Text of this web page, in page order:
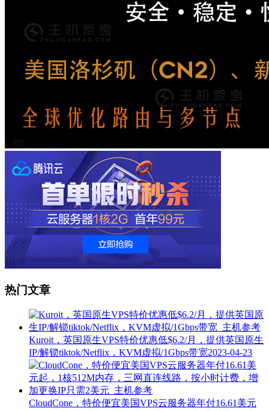
热门文章
Kuroit，英国原生VPS特价优惠低$6.2/月，提供英国原生
IP/解锁tiktok/Netflix，KVM虚拟/1Gbps带宽2023-04-23
CloudCone，特价便宜美国VPS云服务器年付16.61美元